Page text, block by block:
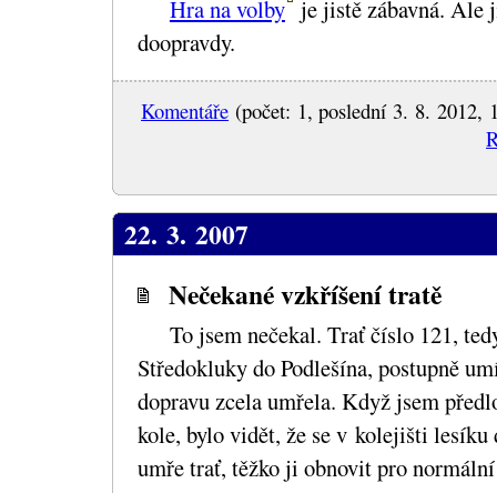
Hra na volby je jistě zábavná. Ale
doopravdy.
Komentáře (počet: 1, poslední 3. 8. 2012,
22. 3. 2007
Nečekané vzkříšení tratě
To jsem nečekal. Trať číslo 121,
Středokluky do Podlešína, postupně
dopravu zcela umřela. Když jsem
kole, bylo vidět, že se v kolejišti
umře trať, těžko ji obnovit pro